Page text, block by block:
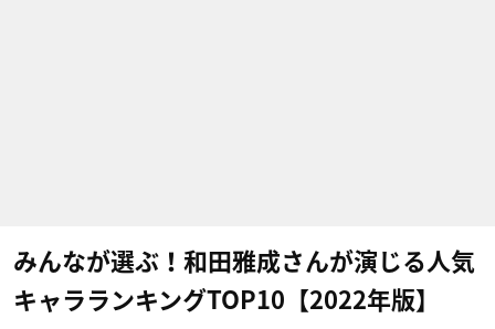
みんなが選ぶ！和田雅成さんが演じる人気
キャラランキングTOP10【2022年版】